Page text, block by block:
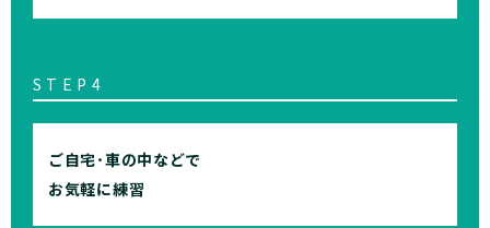
STEP4
ご自宅･車の中などで
お気軽に練習